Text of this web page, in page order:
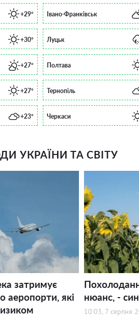
+29° Івано-Франківськ
+30° Луцьк
+27° Полтава
+27° Тернопіль
+23° Черкаси
УКРАЇНИ ТА СВІТУ
затримує
аеропорти, які
нюанс, -
10:03, 7 серпня